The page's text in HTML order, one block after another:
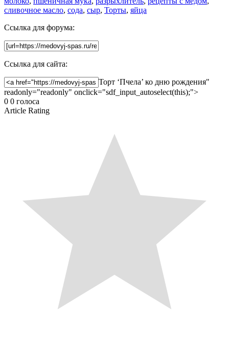
сливочное масло, сода, сыр, Торты, яйца
Ссылка для форума:
Ссылка для сайта:
Торт ‘Пчела’ ко дню рождения"
readonly="readonly" onclick="sdf_input_autoselect(this);">
0 0 голоса
Article Rating